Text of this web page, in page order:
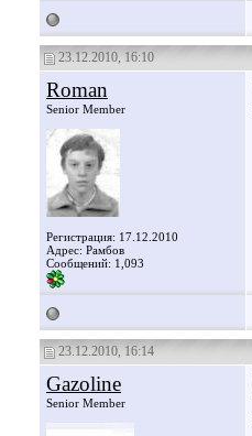
23.12.2010, 16:10
Roman
Senior Member
Регистрация: 17.12.2010
Адрес: Рамбов
Сообщений: 1,093
23.12.2010, 16:14
Gazoline
Senior Member